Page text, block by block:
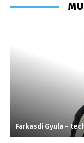
Farkasdi Gyula –